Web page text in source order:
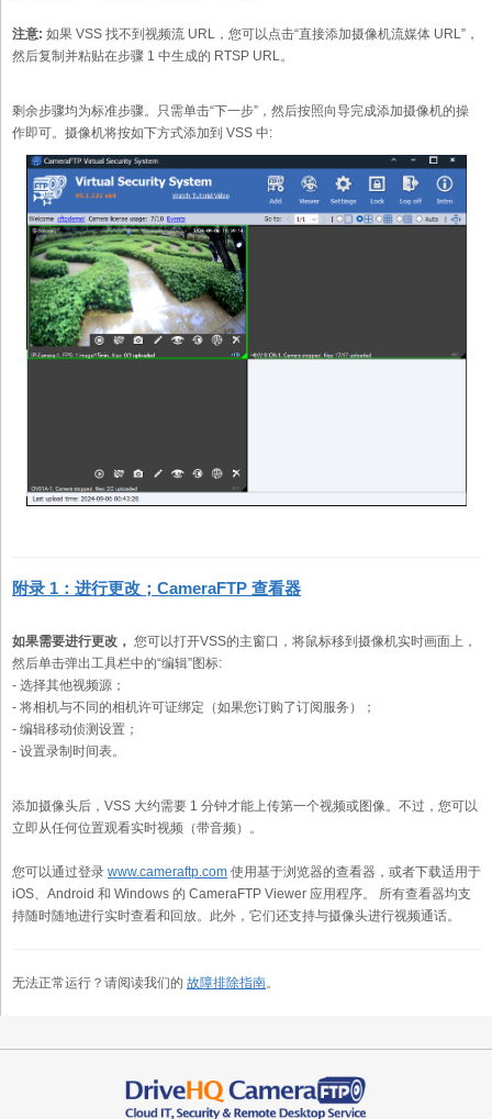
注意: 如果 VSS 找不到视频流 URL，您可以点击“直接添加摄像机流媒体 URL”，
然后复制并粘贴在步骤 1 中生成的 RTSP URL。
剩余步骤均为标准步骤。只需单击“下一步”，然后按照向导完成添加摄像机的操
作即可。摄像机将按如下方式添加到 VSS 中:
附录 1：进行更改；CameraFTP 查看器
如果需要进行更改， 您可以打开VSS的主窗口，将鼠标移到摄像机实时画面上，
然后单击弹出工具栏中的“编辑”图标:
- 选择其他视频源；
- 将相机与不同的相机许可证绑定（如果您订购了订阅服务）；
- 编辑移动侦测设置；
- 设置录制时间表。
添加摄像头后，VSS 大约需要 1 分钟才能上传第一个视频或图像。不过，您可以
立即从任何位置观看实时视频（带音频）。
您可以通过登录 www.cameraftp.com 使用基于浏览器的查看器，或者下载适用于
iOS、Android 和 Windows 的 CameraFTP Viewer 应用程序。 所有查看器均支
持随时随地进行实时查看和回放。此外，它们还支持与摄像头进行视频通话。
无法正常运行？请阅读我们的 故障排除指南。